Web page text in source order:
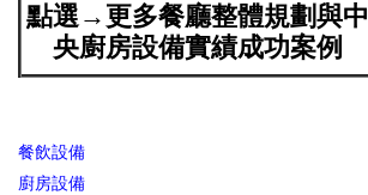
點選→更多餐廳整體規劃與中
央廚房設備實績成功案例
餐飲設備
廚房設備